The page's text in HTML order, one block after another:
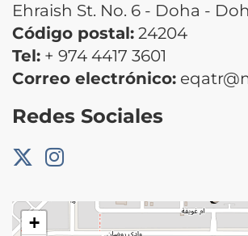
Ehraish St. No. 6 - Doha -
Código postal: 24204
Tel: + 974 4417 3601
Correo electrónico:
Redes Sociales
+